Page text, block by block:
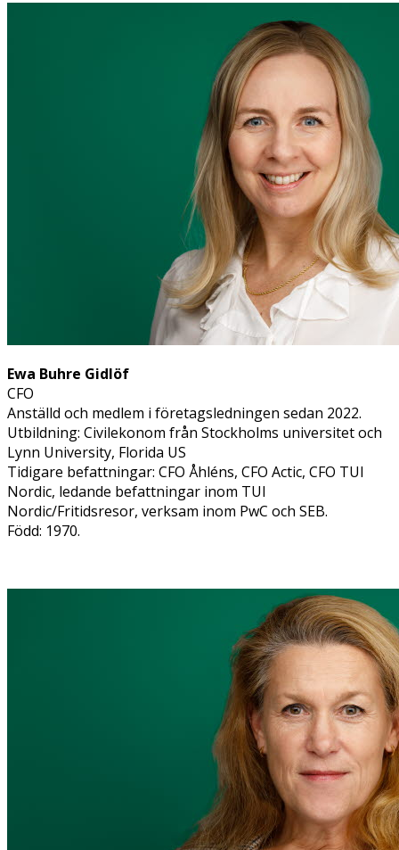
Ewa Buhre Gidlöf
CFO
Anställd och medlem i företagsledningen sedan 2022.
Utbildning: Civilekonom från Stockholms universitet och
Lynn University, Florida US
Tidigare befattningar: CFO Åhléns, CFO Actic, CFO TUI
Nordic, ledande befattningar inom TUI
Nordic/Fritidsresor, verksam inom PwC och SEB.
Född: 1970.